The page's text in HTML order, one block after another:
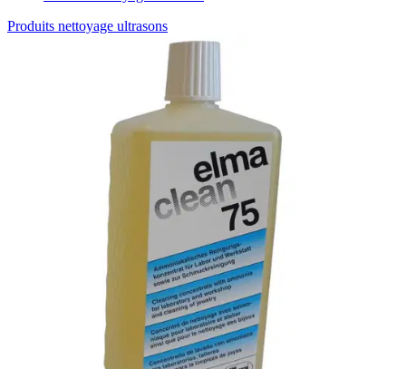
Produits nettoyage ultrasons